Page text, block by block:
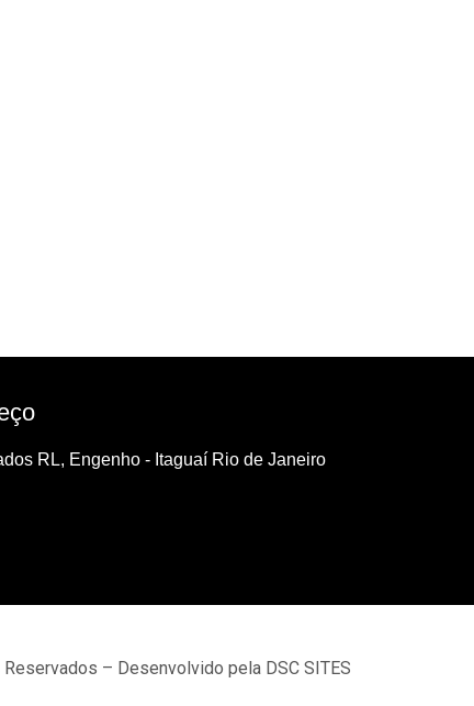
RL, Engenho - Itaguaí Rio de Janeiro
– Desenvolvido pela DSC SITES